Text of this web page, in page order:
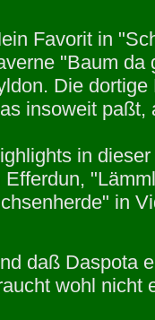
Favorit in
"Baum da
Die
insoweit paßt,
in
Efferdun,
in
daß Daspota
wohl nicht